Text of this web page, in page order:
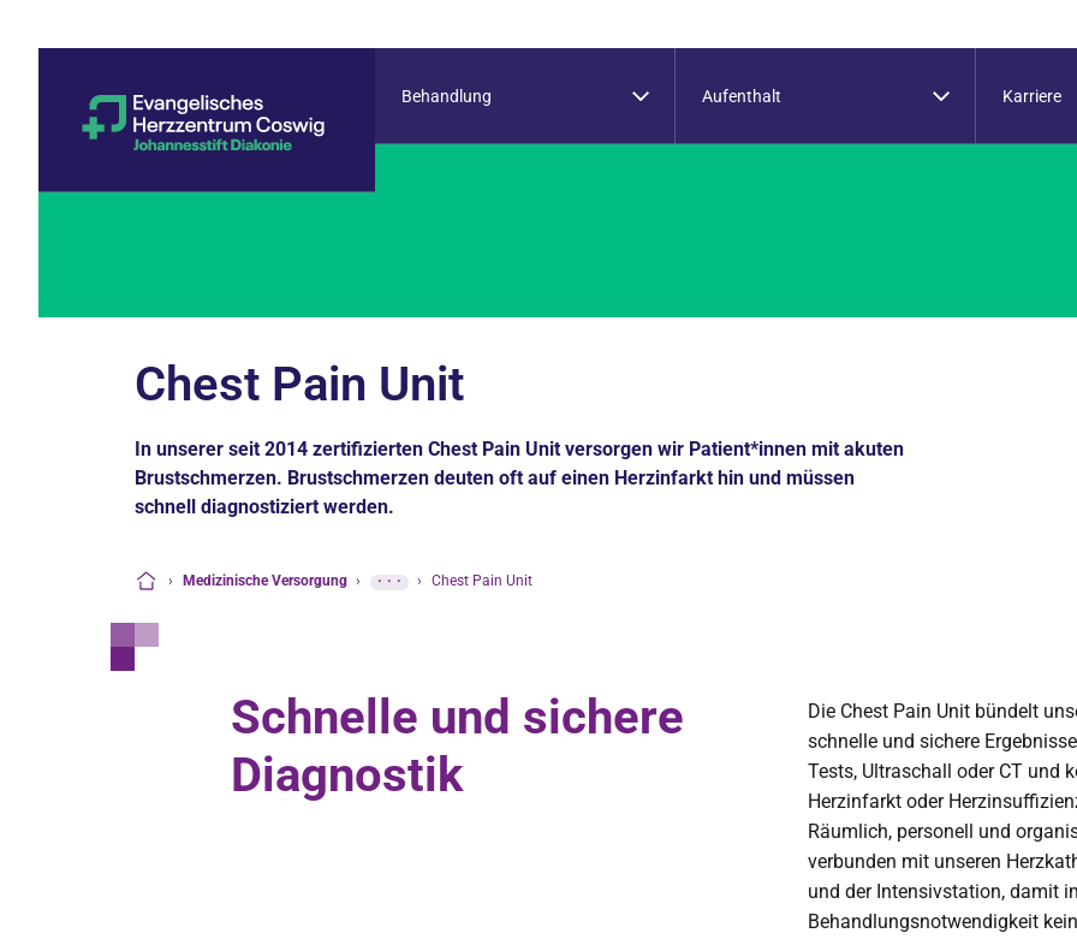
Behandlung Aufenthalt Karriere
Chest Pain Unit
In unserer seit 2014 zertifizierten Chest Pain Unit versorgen wir Patient*innen mit akuten
Brustschmerzen. Brustschmerzen deuten oft auf einen Herzinfarkt hin und müssen
schnell diagnostiziert werden.
› Medizinische Versorgung › ··· › Chest Pain Unit
Schnelle und sichere
Diagnostik
Die Chest Pain Unit bündelt
schnelle und sichere
Tests, Ultraschall oder CT und
Herzinfarkt oder
Räumlich, personell und
verbunden mit unseren
und der Intensivstation, damit
Behandlungsnotwendigkeit